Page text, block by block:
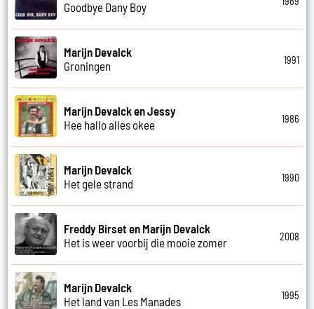
Goodbye Dany Boy
Marijn Devalck
Groningen
1991
Marijn Devalck en Jessy
Hee hallo alles okee
1986
Marijn Devalck
Het gele strand
1990
Freddy Birset en Marijn Devalck
Het is weer voorbij die mooie zomer
2008
Marijn Devalck
Het land van Les Manades
1995